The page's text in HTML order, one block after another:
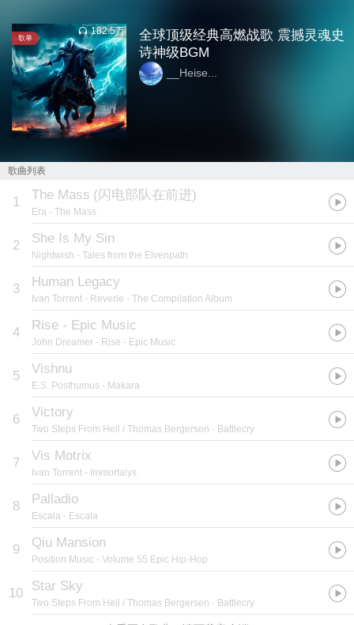
歌单
182.5万
全球顶级经典高燃战歌 震撼灵魂史
诗神级BGM
__Heise...
歌曲列表
1 The Mass (闪电部队在前进)
Era - The Mass
2 She Is My Sin
Nightwish - Tales from the Elvenpath
3 Human Legacy
Ivan Torrent - Reverie - The Compilation Album
4 Rise - Epic Music
John Dreamer - Rise - Epic Music
5 Vishnu
E.S. Posthumus - Makara
6 Victory
Two Steps From Hell / Thomas Bergersen - Battlecry
7 Vis Motrix
Ivan Torrent - Immortalys
8 Palladio
Escala - Escala
9 Qiu Mansion
Position Music - Volume 55 Epic Hip-Hop
10 Star Sky
Two Steps From Hell / Thomas Bergersen - Battlecry